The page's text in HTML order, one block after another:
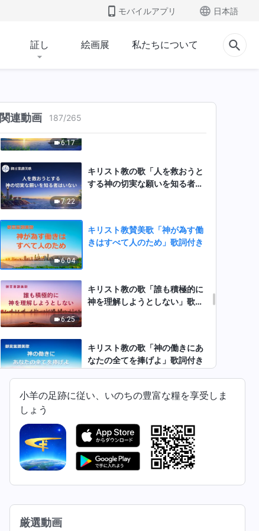
モバイルアプリ 日本語
証し 絵画展 私たちについて
関連動画 187/265
人を完全にする最良の方法」歌
詞付き
キリスト教の歌「神を信じる道
6:17
7:22
キリスト教の歌「人を救おうと
する神の切実な願いを知る者は
6:04
キリスト教賛美歌「神が為す働
きはすべて人のため」歌詞付き
6:25
キリスト教の歌「誰も積極的に
神を理解しようとしない」歌詞
5:40
キリスト教の歌「神の働きにあ
なたの全てを捧げよ」歌詞付き
7:14
き
キリスト教の歌「終わりの日の
小羊の足跡に従い、いのちの豊富な糧を享受しま
しょう
厳選動画